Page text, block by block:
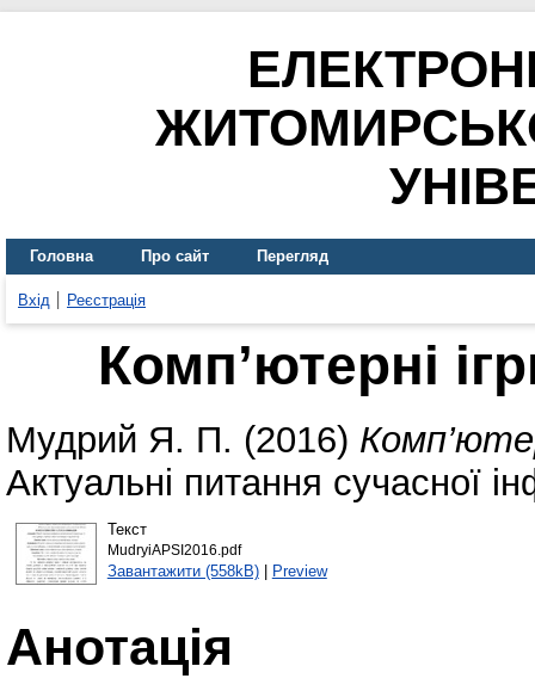
Головна Про сайт Перегляд
Вхід Реєстрація
Комп’ютерні
Мудрий Я. П. (2016)
Актуальні питання сучасної
Текст
MudryiAPSI2016.pdf
Завантажити (558kB)| Preview
Анотація